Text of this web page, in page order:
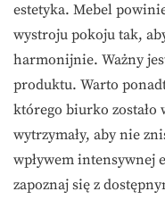
estetyka. Mebel
wystroju pokoju tak,
harmonijnie. Ważny
produktu. Warto
którego biurko zostało
wytrzymały, aby nie
wpływem intensywnej
zapoznaj się z